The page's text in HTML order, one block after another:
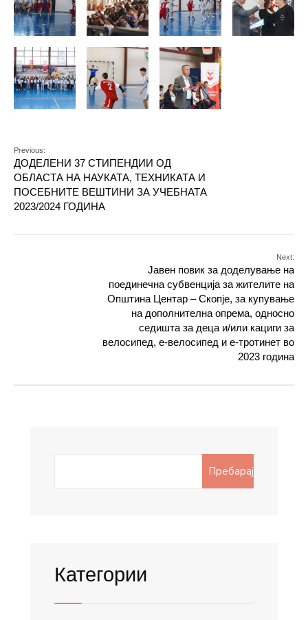
Previous:
ДОДЕЛЕНИ 37 СТИПЕНДИИ ОД
ОБЛАСТА НА НАУКАТА, ТЕХНИКАТА И
ПОСЕБНИТЕ ВЕШТИНИ ЗА УЧЕБНАТА
2023/2024 ГОДИНА
Next:
Јавен повик за доделување на
поединечна субвенција за жителите на
Општина Центар – Скопје, за купување
на дополнителна опрема, односно
седишта за деца и/или кациги за
велосипед, е-велосипед и е-тротинет во
2023 година
Пребарај
Категории